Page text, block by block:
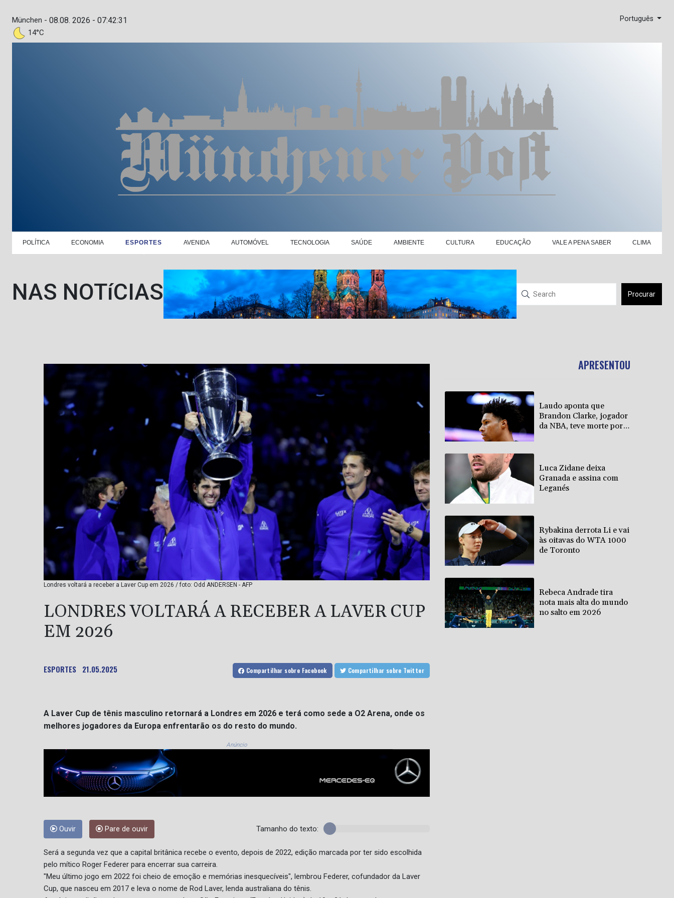
München -
14°C
08.08. 2026 - 07:42:32 Português
POLÍTICA ECONOMIA ESPORTES AVENIDA AUTOMÓVEL TECNOLOGIA SAÚDE AMBIENTE CULTURA EDUCAÇÃO VALE A PENA SABER CLIMA
NAS NOTíCIAS Procurar
Londres voltará a receber a Laver Cup em 2026 / foto: Odd ANDERSEN - AFP
LONDRES VOLTARÁ A RECEBER A LAVER CUP
EM 2026
ESPORTES 21.05.2025 Compartilhar sobre Facebook Compartilhar sobre Twitter
A Laver Cup de tênis masculino retornará a Londres em 2026 e terá como sede a O2 Arena, onde os
melhores jogadores da Europa enfrentarão os do resto do mundo.
Anúncio
Ouvir Pare de ouvir Tamanho do texto:
Será a segunda vez que a capital britânica recebe o evento, depois de 2022, edição marcada por ter sido escolhida
pelo mítico Roger Federer para encerrar sua carreira.
"Meu último jogo em 2022 foi cheio de emoção e memórias inesquecíveis", lembrou Federer, cofundador da Laver
Cup, que nasceu em 2017 e leva o nome de Rod Laver, lenda australiana do tênis.
APRESENTOU
Laudo aponta que
Brandon Clarke, jogador
da NBA, teve morte por
Luca Zidane deixa
Granada e assina com
Leganés
Rybakina derrota Li e vai
às oitavas do WTA 1000
de Toronto
Rebeca Andrade tira
nota mais alta do mundo
no salto em 2026